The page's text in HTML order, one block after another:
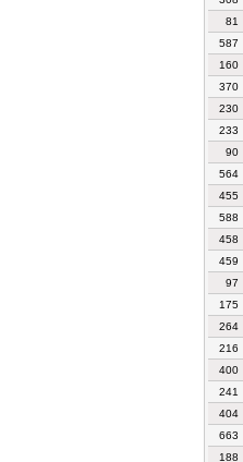
81
587
160
370
230
233
90
564
455
588
458
459
97
175
264
216
400
241
404
663
188